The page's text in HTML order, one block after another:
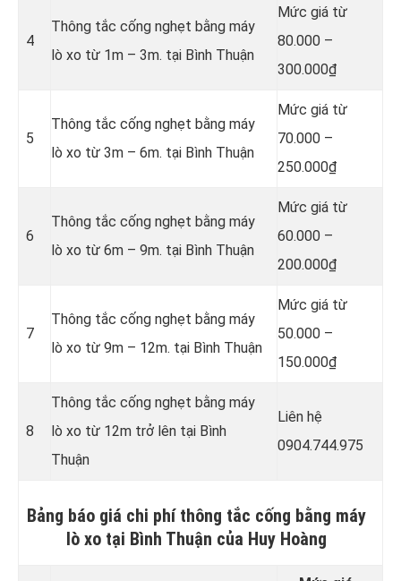
4
Thông tắc cống nghẹt bằng máy
lò xo từ 1m – 3m. tại Bình Thuận
Mức giá từ
80.000 –
300.000₫
5
Thông tắc cống nghẹt bằng máy
lò xo từ 3m – 6m. tại Bình Thuận
Mức giá từ
70.000 –
250.000₫
6
Thông tắc cống nghẹt bằng máy
lò xo từ 6m – 9m. tại Bình Thuận
Mức giá từ
60.000 –
200.000₫
7
Thông tắc cống nghẹt bằng máy
lò xo từ 9m – 12m. tại Bình Thuận
Mức giá từ
50.000 –
150.000₫
8
Thông tắc cống nghẹt bằng máy
lò xo từ 12m trở lên tại Bình
Thuận
Liên hệ
0904.744.975
Bảng báo giá chi phí thông tắc cống bằng máy
lò xo tại Bình Thuận của Huy Hoàng